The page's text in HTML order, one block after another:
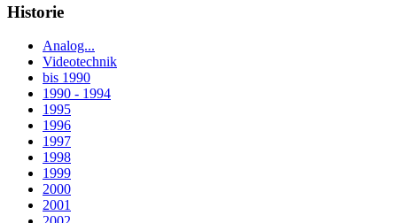
Historie
Analog...
Videotechnik
bis 1990
1990 - 1994
1995
1996
1997
1998
1999
2000
2001